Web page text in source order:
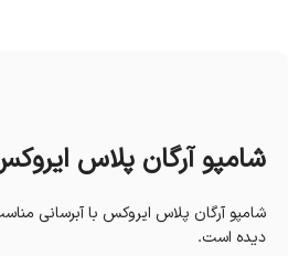
شامپو آرگان پلاس
شامپو آرگان پلاس ایروکس با
دیده است.